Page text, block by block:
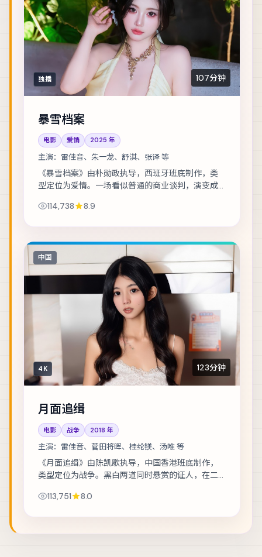
独播 107分钟
暴雪档案
电影 爱情 2025 年
主演： 雷佳音、朱一龙、舒淇、张译 等
《暴雪档案》由朴勋政执导，西班牙班底制作，类
型定位为爱情。一场看似普通的商业谈判，演变成
淇 等，表演层次丰富。在类型框架内尝试作者表...
114,738 8.9
中国
4K 123分钟
月面追缉
电影 战争 2018 年
主演： 雷佳音、菅田将晖、桂纶镁、汤唯 等
《月面追缉》由陈凯歌执导，中国香港班底制作，
类型定位为战争。黑白两道同时悬赏的证人，在二
晖、桂纶镁 等，表演层次丰富。群戏调度成熟，...
113,751 8.0